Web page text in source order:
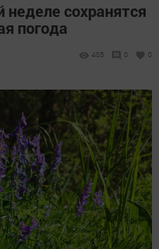
неделе сохранятся
погода
405 0 0